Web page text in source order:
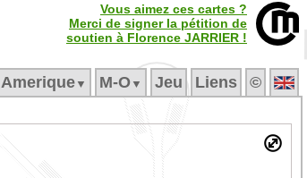
Vous aimez ces cartes ?
Merci de signer la pétition de
soutien à Florence JARRIER !
Amerique ▼ M‑O ▼ Jeu Liens ©